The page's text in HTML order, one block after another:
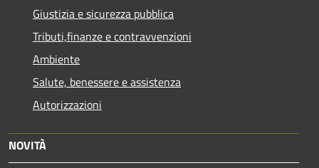
Giustizia e sicurezza pubblica
Tributi,finanze e contravvenzioni
Ambiente
Salute, benessere e assistenza
Autorizzazioni
NOVITÀ